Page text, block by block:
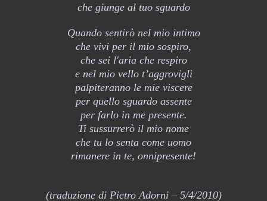
che giunge al tuo sguardo
Quando sentirò nel mio intimo
che vivi per il mio sospiro,
che sei l'aria che respiro
e nel mio vello t’aggrovigli
palpiteranno le mie viscere
per quello sguardo assente
per farlo in me presente.
Ti sussurrerò il mio nome
che tu lo senta come uomo
rimanere in te, onnipresente!
(traduzione di Pietro Adorni – 5/4/2010)